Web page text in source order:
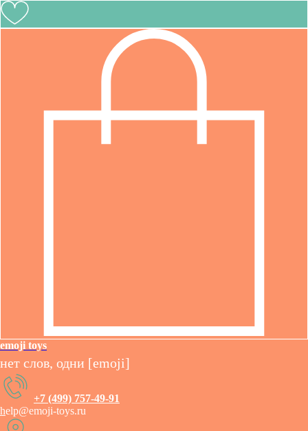
emoji toys
нет слов, одни [emoji]
+7 (499) 757-49-91
help@emoji-toys.ru